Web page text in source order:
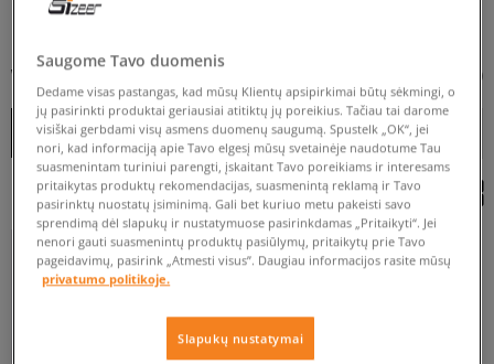
SIZEER › VANS CROSSPATH
VANS CROSSPATH )
RODYTI FILTRUS Rušiuoti
REKOMENDUOJAMOS
NUO IKI
VYRAMS
Saugome Tavo duomenis
Dedame visas pastangas, kad mūsų Klientų apsipirkimai būtų sėkmingi, o
jų pasirinkti produktai geriausiai atitiktų jų poreikius. Tačiau tai darome
visiškai gerbdami visų asmens duomenų saugumą. Spustelk „OK“, jei
nori, kad informaciją apie Tavo elgesį mūsų svetainėje naudotume Tau
suasmenintam turiniui parengti, įskaitant Tavo poreikiams ir interesams
pritaikytas produktų rekomendacijas, suasmenintą reklamą ir Tavo
pasirinktų nuostatų įsiminimą. Gali bet kuriuo metu pakeisti savo
sprendimą dėl slapukų ir nustatymuose pasirinkdamas „Pritaikyti“. Jei
nenori gauti suasmenintų produktų pasiūlymų, pritaikytų prie Tavo
pageidavimų, pasirink „Atmesti visus”. Daugiau informacijos rasite mūsų
privatumo politikoje.
Slapukų nustatymai